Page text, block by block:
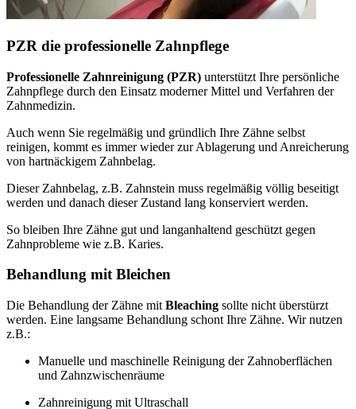
PZR die professionelle Zahnpflege
Professionelle Zahnreinigung (PZR) unterstützt Ihre persönliche
Zahnpflege durch den Einsatz moderner Mittel und Verfahren der
Zahnmedizin.
Auch wenn Sie regelmäßig und gründlich Ihre Zähne selbst
reinigen, kommt es immer wieder zur Ablagerung und Anreicherung
von hartnäckigem Zahnbelag.
Dieser Zahnbelag, z.B. Zahnstein muss regelmäßig völlig beseitigt
werden und danach dieser Zustand lang konserviert werden.
So bleiben Ihre Zähne gut und langanhaltend geschützt gegen
Zahnprobleme wie z.B. Karies.
Behandlung mit Bleichen
Die Behandlung der Zähne mit Bleaching sollte nicht überstürzt
werden. Eine langsame Behandlung schont Ihre Zähne. Wir nutzen
z.B.:
Manuelle und maschinelle Reinigung der Zahnoberflächen
und Zahnzwischenräume
Zahnreinigung mit Ultraschall